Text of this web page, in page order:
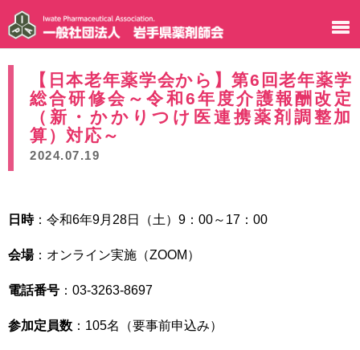
【日本老年薬学会から】第6回老年薬学
総合研修会～令和6年度介護報酬改定
（新・かかりつけ医連携薬剤調整加
算）対応～
2024.07.19
日時：令和6年9月28日（土）9：00～17：00
会場：オンライン実施（ZOOM）
電話番号 ：03-3263-8697
参加定員数 ：105名（要事前申込み）